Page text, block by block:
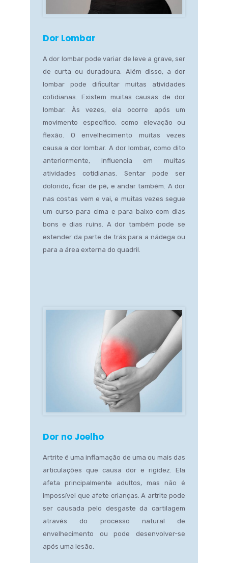
Dor Lombar
A dor lombar pode variar de leve a grave, ser
de curta ou duradoura. Além disso, a dor
lombar pode dificultar muitas atividades
cotidianas. Existem muitas causas de dor
lombar. Às vezes, ela ocorre após um
movimento específico, como elevação ou
flexão. O envelhecimento muitas vezes
causa a dor lombar. A dor lombar, como dito
anteriormente, influencia em muitas
atividades cotidianas. Sentar pode ser
dolorido, ficar de pé, e andar também. A dor
nas costas vem e vai, e muitas vezes segue
um curso para cima e para baixo com dias
bons e dias ruins. A dor também pode se
estender da parte de trás para a nádega ou
para a área externa do quadril.
Dor no Joelho
Artrite é uma inflamação de uma ou mais das
articulações que causa dor e rigidez. Ela
afeta principalmente adultos, mas não é
impossível que afete crianças. A artrite pode
ser causada pelo desgaste da cartilagem
através do processo natural de
envelhecimento ou pode desenvolver-se
após uma lesão.